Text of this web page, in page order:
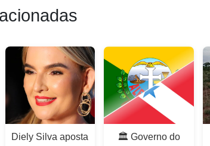
Diely Silva aposta
🏛️ Governo do